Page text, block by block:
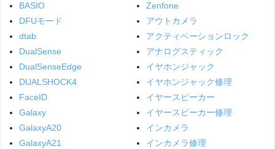
BASIO
DFUモード
dtab
DualSense
DualSenseEdge
DUALSHOCK4
FaceID
Galaxy
GalaxyA20
GalaxyA21
Zenfone
アウトカメラ
アクティベーションロック
アナログスティック
イヤホンジャック
イヤホンジャック修理
イヤースピーカー
イヤースピーカー修理
インカメラ
インカメラ修理